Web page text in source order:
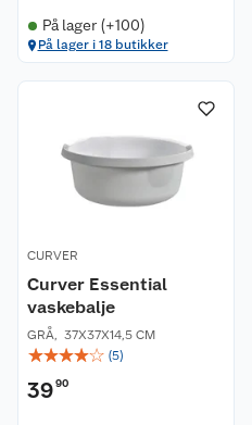
På lager (+100)
På lager i 18 butikker
CURVER
Curver Essential
vaskebalje
GRÅ, 37X37X14,5 CM
☆☆☆☆☆ (5)
3990